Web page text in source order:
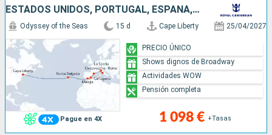
ESTADOS UNIDOS, PORTUGAL, ESPAÑA, ITALIA
Pague en 4X
Odyssey of the Seas 15 d Cape Liberty 25/04/2027
1 098 € +Tasas
PRECIO ÚNICO
Shows dignos de Broadway
Actividades WOW
Pensión completa